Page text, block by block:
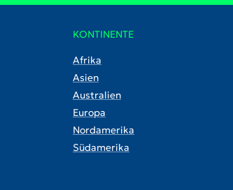
KONTINENTE
Afrika
Asien
Australien
Europa
Nordamerika
Südamerika